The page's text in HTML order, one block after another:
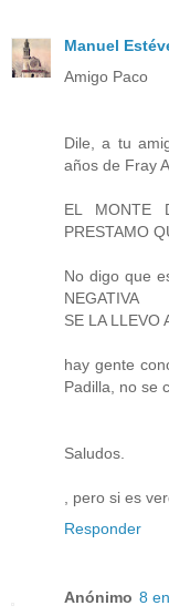
Manuel
Amigo Paco
Dile, a tu
años de Fray
EL MONTE
PRESTAMO
No digo que
NEGATIVA
SE LA LLEVO
hay gente
Padilla, no se
Saludos.
, pero si es
Responder
Anónimo 8